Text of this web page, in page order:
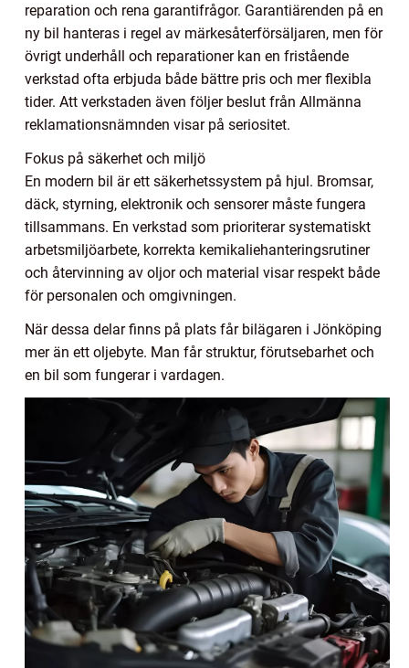
reparation och rena garantifrågor. Garantiärenden på en
ny bil hanteras i regel av märkesåterförsäljaren, men för
övrigt underhåll och reparationer kan en fristående
verkstad ofta erbjuda både bättre pris och mer flexibla
tider. Att verkstaden även följer beslut från Allmänna
reklamationsnämnden visar på seriositet.
Fokus på säkerhet och miljö
En modern bil är ett säkerhetssystem på hjul. Bromsar,
däck, styrning, elektronik och sensorer måste fungera
tillsammans. En verkstad som prioriterar systematiskt
arbetsmiljöarbete, korrekta kemikaliehanteringsrutiner
och återvinning av oljor och material visar respekt både
för personalen och omgivningen.
När dessa delar finns på plats får bilägaren i Jönköping
mer än ett oljebyte. Man får struktur, förutsebarhet och
en bil som fungerar i vardagen.